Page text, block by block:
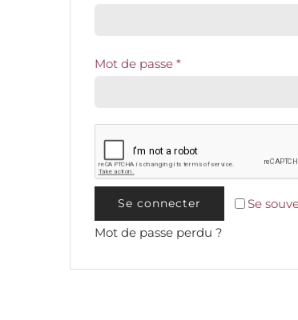
Mot de passe *
Se
Se connecter
Mot de passe perdu ?